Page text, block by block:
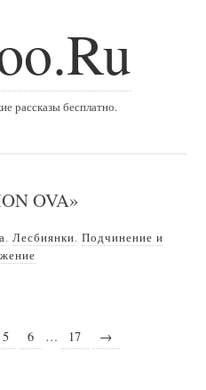
рассказы бесплатно.
OVA»
, Лесбиянки, Подчинение и
5 6 … 17 →